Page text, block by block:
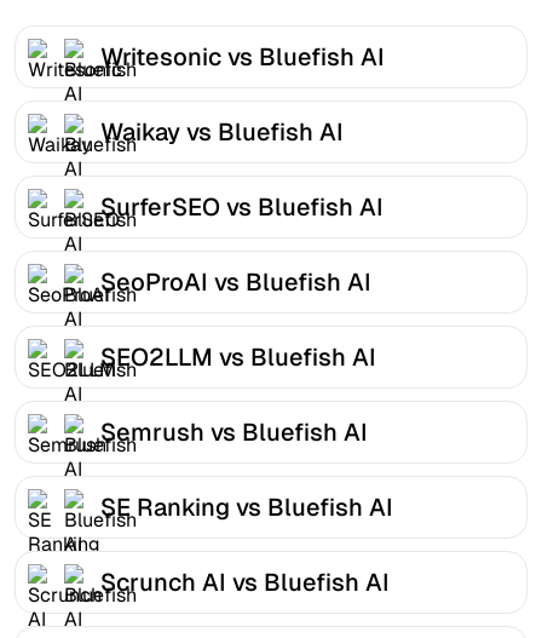
Writesonic vs Bluefish AI
Waikay vs Bluefish AI
SurferSEO vs Bluefish AI
SeoProAI vs Bluefish AI
SEO2LLM vs Bluefish AI
Semrush vs Bluefish AI
SE Ranking vs Bluefish AI
Scrunch AI vs Bluefish AI